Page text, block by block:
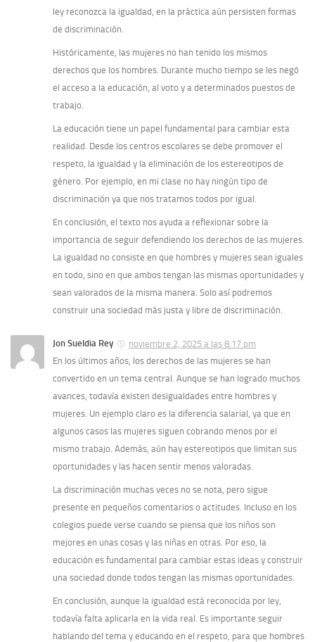
ley reconozca la igualdad, en la práctica aún persisten formas
de discriminación.
Históricamente, las mujeres no han tenido los mismos
derechos que los hombres. Durante mucho tiempo se les negó
el acceso a la educación, al voto y a determinados puestos de
trabajo.
La educación tiene un papel fundamental para cambiar esta
realidad. Desde los centros escolares se debe promover el
respeto, la igualdad y la eliminación de los estereotipos de
género. Por ejemplo, en mi clase no hay ningún tipo de
discriminación ya que nos tratamos todos por igual.
En conclusión, el texto nos ayuda a reflexionar sobre la
importancia de seguir defendiendo los derechos de las mujeres.
La igualdad no consiste en que hombres y mujeres sean iguales
en todo, sino en que ambos tengan las mismas oportunidades y
sean valorados de la misma manera. Solo así podremos
construir una sociedad más justa y libre de discriminación.
Jon Sueldia Rey
noviembre 2, 2025 a las 8:17 pm
En los últimos años, los derechos de las mujeres se han
convertido en un tema central. Aunque se han logrado muchos
avances, todavía existen desigualdades entre hombres y
mujeres. Un ejemplo claro es la diferencia salarial, ya que en
algunos casos las mujeres siguen cobrando menos por el
mismo trabajo. Además, aún hay estereotipos que limitan sus
oportunidades y las hacen sentir menos valoradas.
La discriminación muchas veces no se nota, pero sigue
presente en pequeños comentarios o actitudes. Incluso en los
colegios puede verse cuando se piensa que los niños son
mejores en unas cosas y las niñas en otras. Por eso, la
educación es fundamental para cambiar estas ideas y construir
una sociedad donde todos tengan las mismas oportunidades.
En conclusión, aunque la igualdad está reconocida por ley,
todavía falta aplicarla en la vida real. Es importante seguir
hablando del tema y educando en el respeto, para que hombres